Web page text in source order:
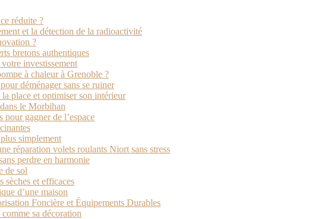
réduite ?
et la détection de la radioactivité
?
bretons authentiques
investissement
à chaleur à Grenoble ?
déménager sans se ruiner
place et optimiser son intérieur
le Morbihan
pour gagner de l’espace
simplement
réparation volets roulants Niort sans stress
perdre en harmonie
de sol
sèches et efficaces
d’une maison
Foncière et Équipements Durables
sa décoration